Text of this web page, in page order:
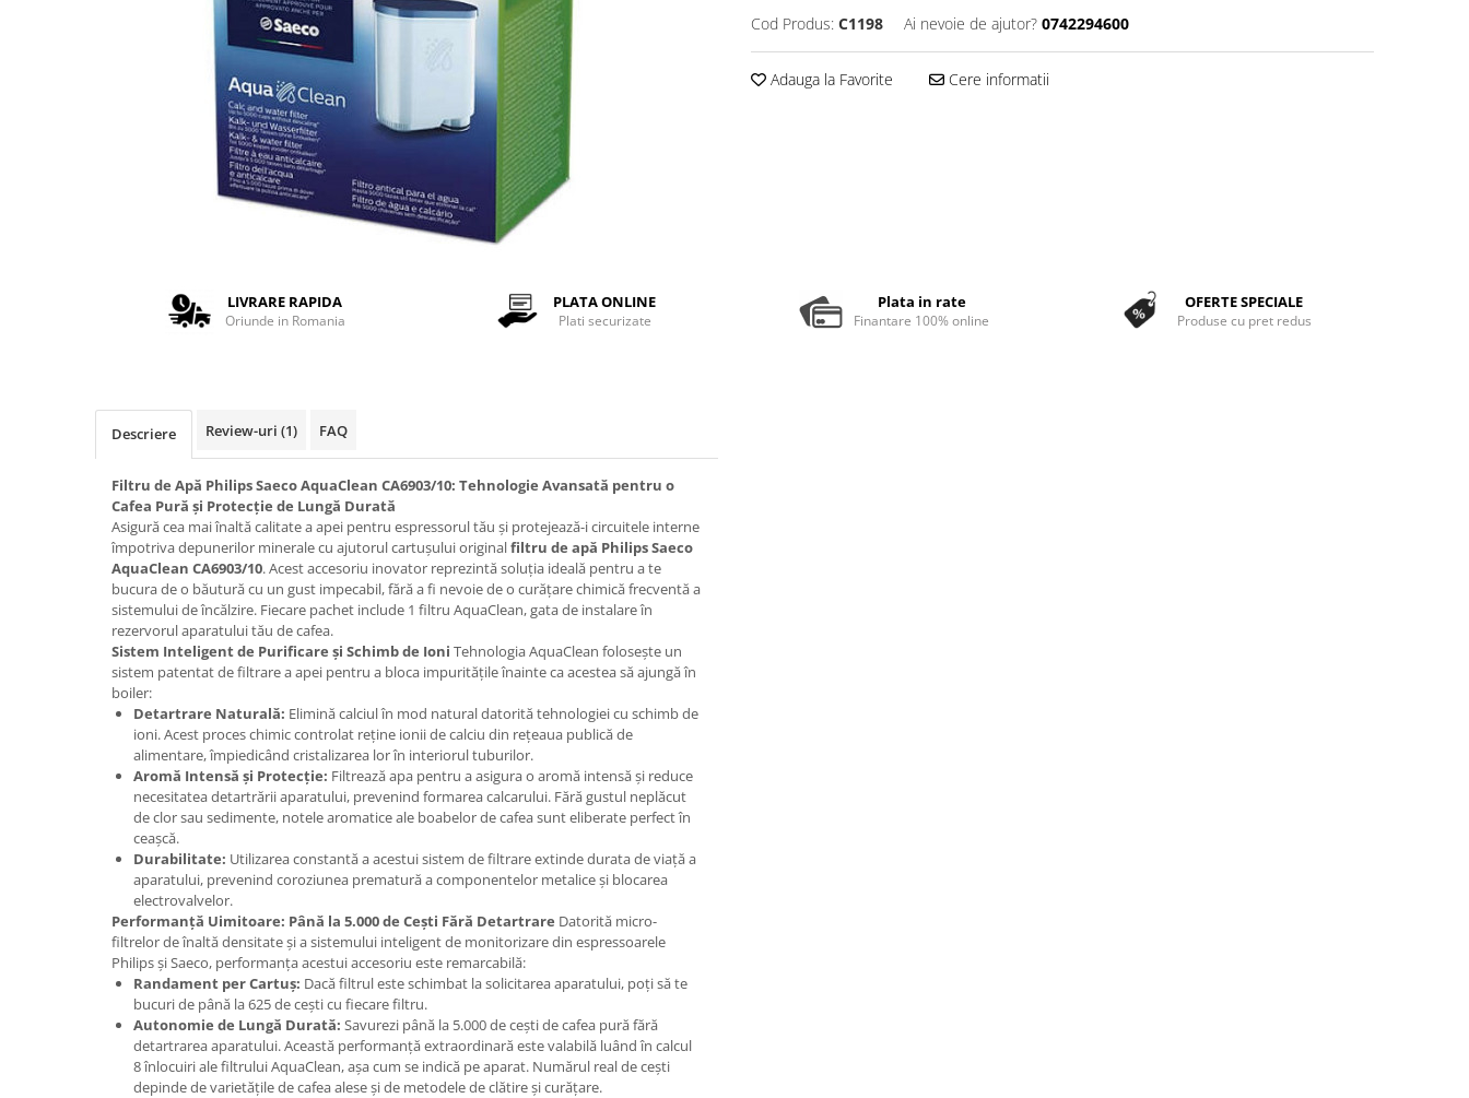
Stabilizatoare tensiune
Piese schimb espressoare
Accesorii si intretinere
Cod Produs: C1198 Ai nevoie de ajutor? 0742294600
Adauga la Favorite Cere informatii
LIVRARE RAPIDA
Oriunde in Romania
PLATA ONLINE
Plati securizate
Plata in rate
Finantare 100% online
OFERTE SPECIALE
Produse cu pret redus
Descriere Review-uri (1) FAQ
Filtru de Apă Philips Saeco AquaClean CA6903/10: Tehnologie Avansată pentru o
Cafea Pură și Protecție de Lungă Durată
Asigură cea mai înaltă calitate a apei pentru espressorul tău și protejează-i circuitele interne
împotriva depunerilor minerale cu ajutorul cartușului originalfiltru de apă Philips Saeco
AquaClean CA6903/10. Acest accesoriu inovator reprezintă soluția ideală pentru a te
bucura de o băutură cu un gust impecabil, fără a fi nevoie de o curățare chimică frecventă a
sistemului de încălzire. Fiecare pachet include 1 filtru AquaClean, gata de instalare în
rezervorul aparatului tău de cafea.
Sistem Inteligent de Purificare și Schimb de Ioni Tehnologia AquaClean folosește un
sistem patentat de filtrare a apei pentru a bloca impuritățile înainte ca acestea să ajungă în
boiler:
Detartrare Naturală: Elimină calciul în mod natural datorită tehnologiei cu schimb de
ioni. Acest proces chimic controlat reține ionii de calciu din rețeaua publică de
alimentare, împiedicând cristalizarea lor în interiorul tuburilor.
Aromă Intensă și Protecție: Filtrează apa pentru a asigura o aromă intensă și reduce
necesitatea detartrării aparatului, prevenind formarea calcarului. Fără gustul neplăcut
de clor sau sedimente, notele aromatice ale boabelor de cafea sunt eliberate perfect în
ceașcă.
Durabilitate: Utilizarea constantă a acestui sistem de filtrare extinde durata de viață a
aparatului, prevenind coroziunea prematură a componentelor metalice și blocarea
electrovalvelor.
Performanță Uimitoare: Până la 5.000 de Cești Fără Detartrare Datorită micro-
filtrelor de înaltă densitate și a sistemului inteligent de monitorizare din espressoarele
Philips și Saeco, performanța acestui accesoriu este remarcabilă:
Randament per Cartuș: Dacă filtrul este schimbat la solicitarea aparatului, poți să te
bucuri de până la 625 de cești cu fiecare filtru.
Autonomie de Lungă Durată: Savurezi până la 5.000 de cești de cafea pură fără
detartrarea aparatului. Această performanță extraordinară este valabilă luând în calcul
8 înlocuiri ale filtrului AquaClean, așa cum se indică pe aparat. Numărul real de cești
depinde de varietățile de cafea alese și de metodele de clătire și curățare.